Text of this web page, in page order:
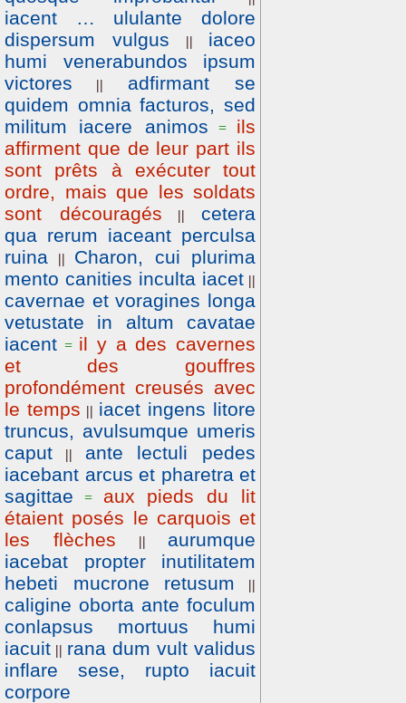
iacent … ululante dolore
dispersum vulgus
||
iaceo
humi venerabundos ipsum
victores
||
adfirmant se
quidem omnia facturos, sed
militum iacere animos = ils
affirment que de leur part ils
sont prêts à exécuter tout
ordre, mais que les soldats
sont découragés
||
cetera
qua rerum iaceant perculsa
ruina
||
Charon, cui plurima
mento canities inculta iacet ||
cavernae et voragines longa
vetustate in altum cavatae
iacent = il y a des cavernes
et des gouffres
profondément creusés avec
le temps || iacet ingens litore
truncus, avulsumque umeris
caput
||
ante lectuli pedes
iacebant arcus et pharetra et
sagittae = aux pieds du lit
étaient posés le carquois et
les flèches
||
aurumque
iacebat propter inutilitatem
hebeti mucrone retusum
||
caligine oborta ante foculum
conlapsus mortuus humi
iacuit || rana dum vult validus
inflare sese, rupto iacuit
corpore